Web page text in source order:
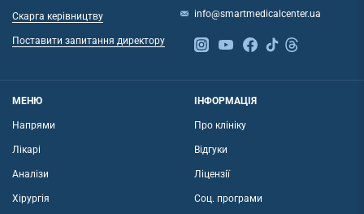
Скарга керівництву
Поставити запитання директору
info@smartmedicalcenter.ua
МЕНЮ
Напрями
Лікарі
Аналізи
Хірургія
ІНФОРМАЦІЯ
Про клініку
Відгуки
Ліцензії
Соц. програми